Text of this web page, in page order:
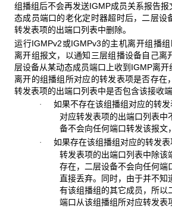
组播组后不会再发送IGMP成员关系报告
态成员端口的老化定时器超时后，二层设
转发表项的出端口列表中删除。
运行IGMPv2或IGMPv3的主机离开组播
离开组报文，以通知三层组播设备自己离
层设备从某动态成员端口上收到IGMP离
离开的组播组所对应的转发表项是否存在
转发表项的出端口列表中是否包含该接收端
· 如果不存在该组播组对应的转发
对应转发表项的出端口列表中
备不会向任何端口转发该报文
· 如果存在该组播组对应的转发表
转发表项的出端口列表中除该
存在，二层设备不会向任何端
直接丢弃。同时，由于并不知
有该组播组的其它成员，所以
端口从该组播组所对应转发表